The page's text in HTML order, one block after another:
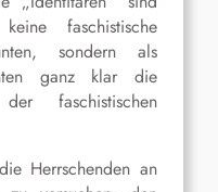
faschistische
sondern als
ganz klar die
faschistischen
Herrschenden an